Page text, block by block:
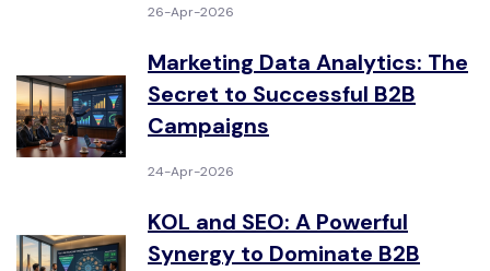
26-Apr-2026
Marketing Data Analytics: The
Secret to Successful B2B
Campaigns
24-Apr-2026
KOL and SEO: A Powerful
Synergy to Dominate B2B